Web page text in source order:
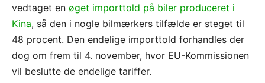
vedtaget en øget importtold på biler produceret i
Kina, så den i nogle bilmærkers tilfælde er steget til
48 procent. Den endelige importtold forhandles der
dog om frem til 4. november, hvor EU-Kommissionen
vil beslutte de endelige tariffer.